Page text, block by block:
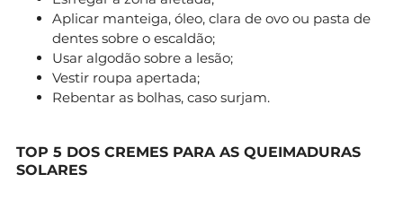
Aplicar manteiga, óleo, clara de ovo ou pasta de
dentes sobre o escaldão;
Usar algodão sobre a lesão;
Vestir roupa apertada;
Rebentar as bolhas, caso surjam.
TOP 5 DOS CREMES PARA AS QUEIMADURAS
SOLARES